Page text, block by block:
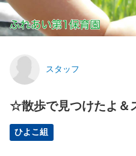
スタッフ
☆散歩で見つけたよ＆
ひよこ組